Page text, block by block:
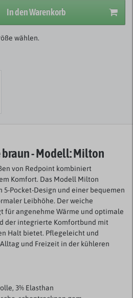
In den Warenkorb
wählen.
- Modell: Milton
von Redpoint kombiniert
Komfort. Das Modell Milton
Pocket-Design und einer bequemen
Leibhöhe. Der weiche
für angenehme Wärme und optimale
der integrierte Komfortbund mit
Halt bietet. Pflegeleicht und
und Freizeit in der kühleren
3% Elasthan